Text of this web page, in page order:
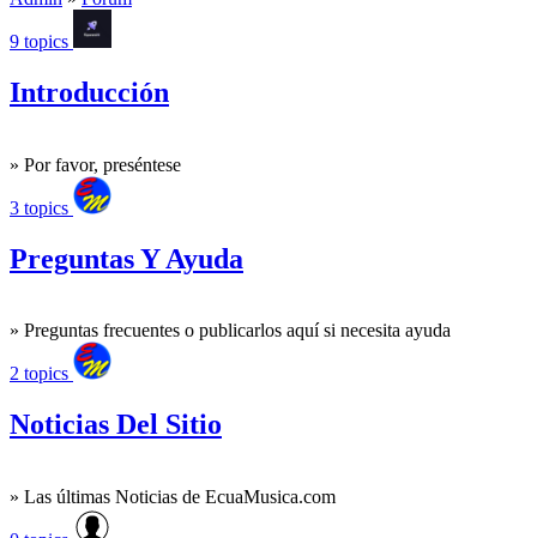
9 topics
Introducción
» Por favor, preséntese
3 topics
Preguntas Y Ayuda
» Preguntas frecuentes o publicarlos aquí si necesita ayuda
2 topics
Noticias Del Sitio
» Las últimas Noticias de EcuaMusica.com